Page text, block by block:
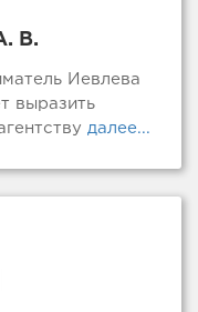
В.
Иевлева
выразить
далее...